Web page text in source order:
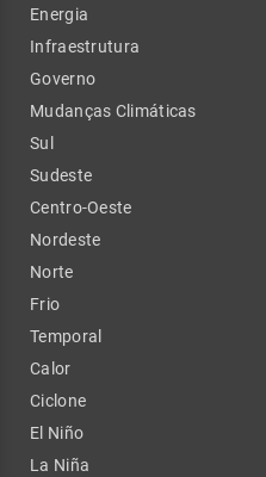
Energia
Infraestrutura
Governo
Mudanças Climáticas
Sul
Sudeste
Centro-Oeste
Nordeste
Norte
Frio
Temporal
Calor
Ciclone
El Niño
La Niña